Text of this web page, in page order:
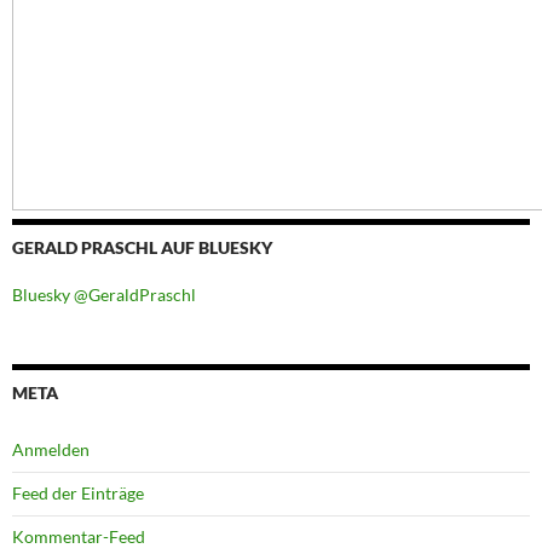
GERALD PRASCHL AUF BLUESKY
Bluesky @GeraldPraschl
META
Anmelden
Feed der Einträge
Kommentar-Feed